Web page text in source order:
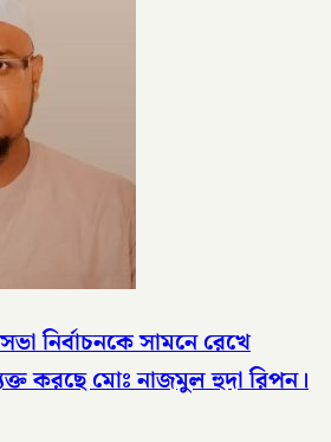
নির্বাচনকে সামনে রেখে
করছে মোঃ নাজমুল হুদা রিপন।